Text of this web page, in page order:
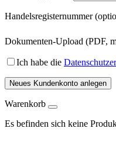
Handelsregisternummer
Dokumenten-Upload (PDF,
Ich habe die
Neues Kundenkonto anlegen
Warenkorb
Es befinden sich keine